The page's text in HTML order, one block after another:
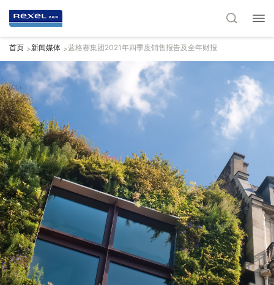
首页 >新闻媒体 >蓝格赛集团2021年四季度销售报告及全年财报